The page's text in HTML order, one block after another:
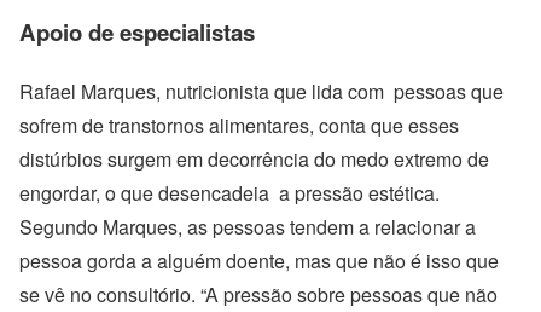
Apoio de especialistas
Rafael Marques, nutricionista que lida com pessoas que
sofrem de transtornos alimentares, conta que esses
distúrbios surgem em decorrência do medo extremo de
engordar, o que desencadeia a pressão estética.
Segundo Marques, as pessoas tendem a relacionar a
pessoa gorda a alguém doente, mas que não é isso que
se vê no consultório. “A pressão sobre pessoas que não